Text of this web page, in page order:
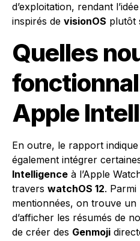
d’exploitation, rendant
inspirés de visionOS plutôt
Quelles
Apple
En outre, le rapport
également intégrer
Intelligence à l’Apple
travers watchOS 12. Parmi
mentionnées, on trouve
d’afficher les résumés de
de créer des Genmoji